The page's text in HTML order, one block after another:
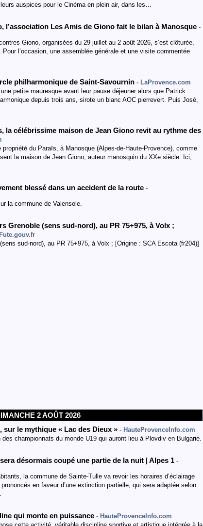
auspices pour le Cinéma en plein air, dans les…
l’association Les Amis de Giono fait le bilan à Manosque -
Giono, organisées du 29 juillet au 2 août 2026, s’est clôturée,
l’occasion, une assemblée générale et une visite commentée
philharmonique de Saint-Savournin - LaProvence.com
petite mauresque avant leur pause déjeuner alors que Patrick
depuis trois ans, sirote un blanc AOC pierrevert. Puis José,
la célébrissime maison de Jean Giono revit au rythme des
du Paraïs, à Manosque (Alpes-de-Haute-Provence), comme
la maison de Jean Giono, auteur manosquin du XXe siècle. Ici,
blessé dans un accident de la route -
la commune de Valensole.
Grenoble (sens sud-nord), au PR 75+975, à Volx ;
sud-nord), au PR 75+975, à Volx ; [Origine : SCA Escota (fr204)]
2 AOÛT 2026
le mythique « Lac des Dieux » - HauteProvenceInfo.com
championnats du monde U19 qui auront lieu à Plovdiv en Bulgarie.
désormais coupé une partie de la nuit | Alpes 1 -
la commune de Sainte-Tulle va revoir les horaires d’éclairage
en faveur d’une extinction partielle, qui sera adaptée selon
qui monte en puissance - HauteProvenceInfo.com